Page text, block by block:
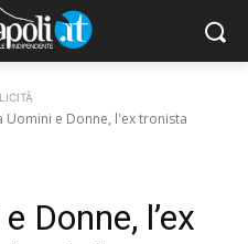
Uomini e Donne, l'ex tronista
Donne, l’ex